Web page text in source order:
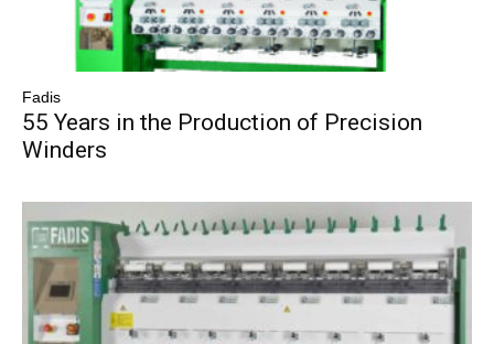
Fadis
55 Years in the Production of Precision
Winders